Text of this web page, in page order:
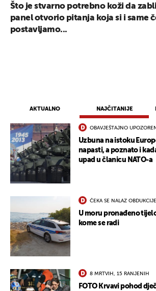
AKTUALNO NAJČITANIJE
OBAVJEŠTAJNO
Uzbuna na istoku
napasti, a poznato i
upad u članicu NATO-a
ČEKA SE NALAZ OBDUKCIJE
U moru pronađeno
kome se radi
8 MRTVIH, 15 RANJENIH
FOTO Krvavi pohod
Što je stvarno potrebno koži da
panel otvorio pitanja koja si i same
postavljamo...